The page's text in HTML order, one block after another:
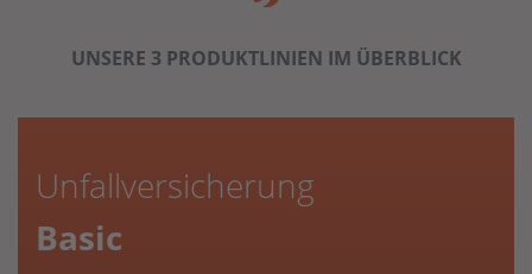
UNSERE 3 PRODUKT­LINIEN IM ÜBERBLICK
Unfallversicherung
Basic